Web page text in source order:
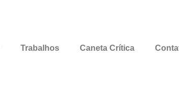
Trabalhos Caneta Crítica